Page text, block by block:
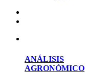
ANÁLISIS
AGRONÓMICO